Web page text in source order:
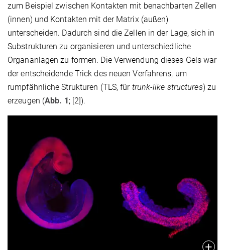
zum Beispiel zwischen Kontakten mit benachbarten Zellen
(innen) und Kontakten mit der Matrix (außen)
unterscheiden. Dadurch sind die Zellen in der Lage, sich in
Substrukturen zu organisieren und unterschiedliche
Organanlagen zu formen. Die Verwendung dieses Gels war
der entscheidende Trick des neuen Verfahrens, um
rumpfähnliche Strukturen (TLS, für trunk-like structures) zu
erzeugen (Abb. 1; [2]).